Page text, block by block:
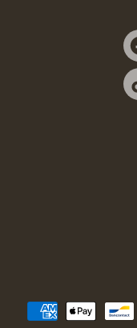
Betalingsmetoder